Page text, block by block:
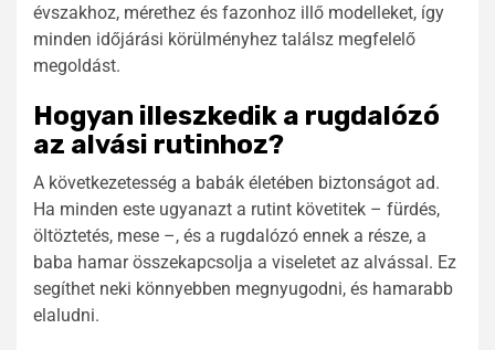
évszakhoz, mérethez és fazonhoz illő modelleket, így
minden időjárási körülményhez találsz megfelelő
megoldást.
Hogyan illeszkedik a rugdalózó
az alvási rutinhoz?
A következetesség a babák életében biztonságot ad.
Ha minden este ugyanazt a rutint követitek – fürdés,
öltöztetés, mese –, és a rugdalózó ennek a része, a
baba hamar összekapcsolja a viseletet az alvással. Ez
segíthet neki könnyebben megnyugodni, és hamarabb
elaludni.